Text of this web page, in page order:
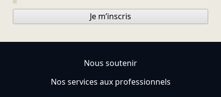
Je m’inscris
Nous soutenir
Nos services aux professionnels